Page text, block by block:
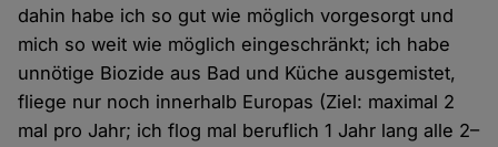
dahin habe ich so gut wie möglich vorgesorgt und
mich so weit wie möglich eingeschränkt; ich habe
unnötige Biozide aus Bad und Küche ausgemistet,
fliege nur noch innerhalb Europas (Ziel: maximal 2
mal pro Jahr; ich flog mal beruflich 1 Jahr lang alle 2–